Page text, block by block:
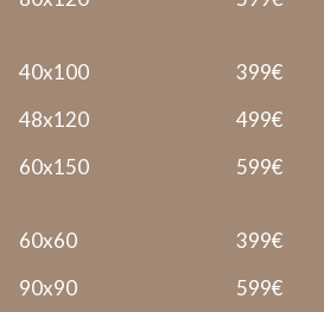
40x100
399€
48x120
499€
60x150
599€
60x60
399€
90x90
599€